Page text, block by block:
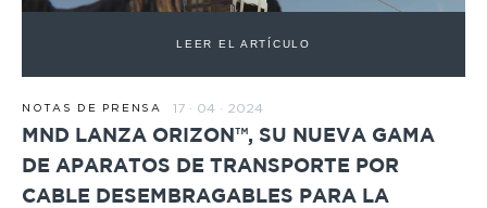
LEER EL ARTÍCULO
NOTAS DE PRENSA 17 · 04 · 2024
MND LANZA ORIZON™, SU NUEVA GAMA
DE APARATOS DE TRANSPORTE POR
CABLE DESEMBRAGABLES PARA LA